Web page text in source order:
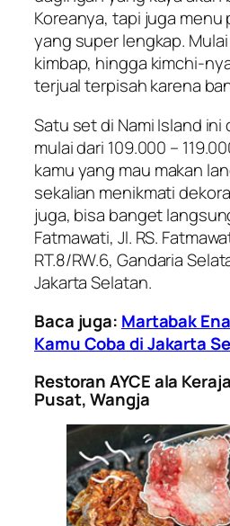
Koreanya, tapi juga
yang super lengkap.
kimbap, hingga kimchi-
terjual terpisah karena
Satu set di Nami Island ini
mulai dari 109.000 –
kamu yang mau makan
sekalian menikmati
juga, bisa banget
Fatmawati, Jl. RS.
RT.8/RW.6, Gandaria
Jakarta Selatan.
Baca juga: Martabak
Kamu Coba di Jakarta
Restoran AYCE ala
Pusat, Wangja